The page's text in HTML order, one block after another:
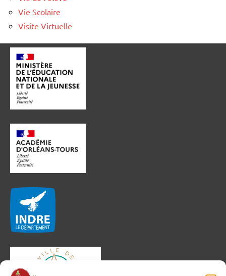
Vie Scolaire
Visite Virtuelle